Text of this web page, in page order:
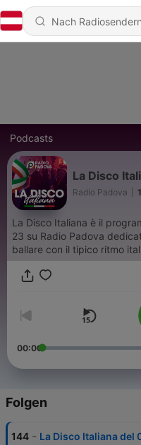
Podcasts
La Disco
Radio Padova
La Disco Italiana è il
23 su Radio Padova
ballare con il tipico ritmo
00:00
Folgen
144 - La Disco Italiana del